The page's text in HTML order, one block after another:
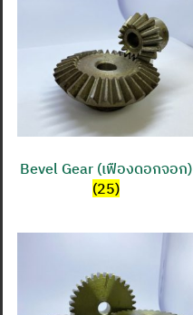
Bevel Gear (เฟืองดอกจอก)
(25)